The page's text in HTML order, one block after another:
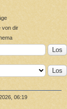
von dir
06:19